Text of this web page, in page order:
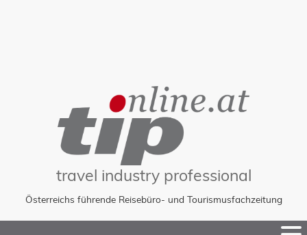
travel industry professional
Österreichs führende Reisebüro- und Tourismusfachzeitung